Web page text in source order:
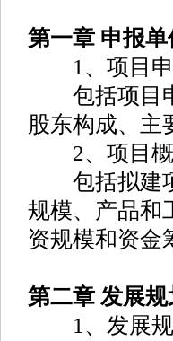
第一章 申报
1、项目申
包括项目申
股东构成、主
2、项目概
包括拟建项
规模、产品和
资规模和资金
第二章 发展
1、发展规